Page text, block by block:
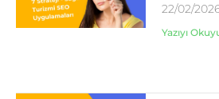
22/02/
Yazıyı